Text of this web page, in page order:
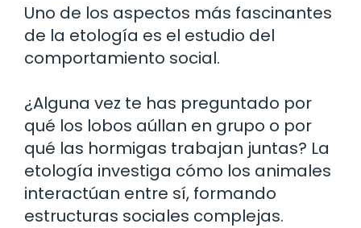
Uno de los aspectos más fascinantes
de la etología es el estudio del
comportamiento social.
¿Alguna vez te has preguntado por
qué los lobos aúllan en grupo o por
qué las hormigas trabajan juntas? La
etología investiga cómo los animales
interactúan entre sí, formando
estructuras sociales complejas.